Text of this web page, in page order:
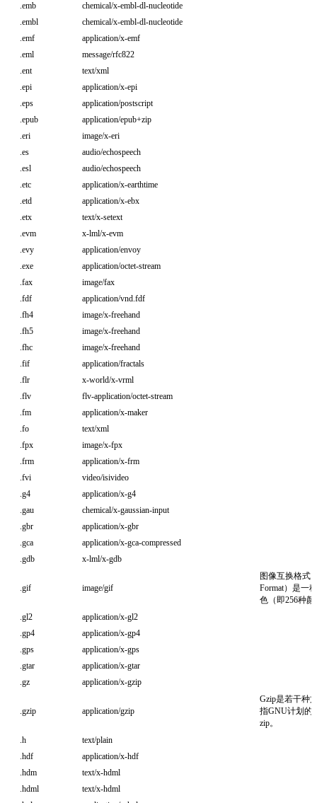
.emb
chemical/x-embl-dl-nucleotide
.embl
chemical/x-embl-dl-nucleotide
.emf
application/x-emf
.eml
message/rfc822
.ent
text/xml
.epi
application/x-epi
.eps
application/postscript
.epub
application/epub+zip
.eri
image/x-eri
.es
audio/echospeech
.esl
audio/echospeech
.etc
application/x-earthtime
.etd
application/x-ebx
.etx
text/x-setext
.evm
x-lml/x-evm
.evy
application/envoy
.exe
application/octet-stream
.fax
image/fax
.fdf
application/vnd.fdf
.fh4
image/x-freehand
.fh5
image/x-freehand
.fhc
image/x-freehand
.fif
application/fractals
.flr
x-world/x-vrml
.flv
flv-application/octet-stream
.fm
application/x-maker
.fo
text/xml
.fpx
image/x-fpx
.frm
application/x-frm
.fvi
video/isivideo
.g4
application/x-g4
.gau
chemical/x-gaussian-input
.gbr
application/x-gbr
.gca
application/x-gca-compressed
.gdb
x-lml/x-gdb
.gif image/gif
图像互换格式
Format）是一
色（即256种
.gl2
application/x-gl2
.gp4
application/x-gp4
.gps
application/x-gps
.gtar
application/x-gtar
.gz
application/x-gzip
.gzip application/gzip
Gzip是若干种
指GNU计划的
zip。
.h
text/plain
.hdf
application/x-hdf
.hdm
text/x-hdml
.hdml
text/x-hdml